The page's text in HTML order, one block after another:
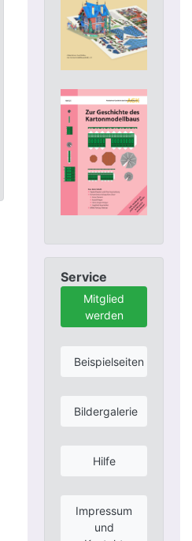
Service
Mitglied
werden
Beispielseiten
Bildergalerie
Hilfe
Impressum
und